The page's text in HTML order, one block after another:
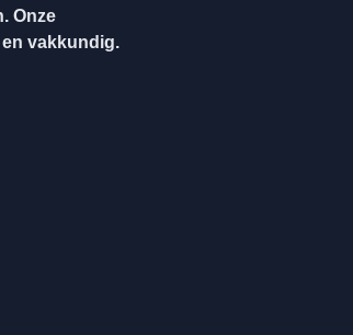
Onze
vakkundig.